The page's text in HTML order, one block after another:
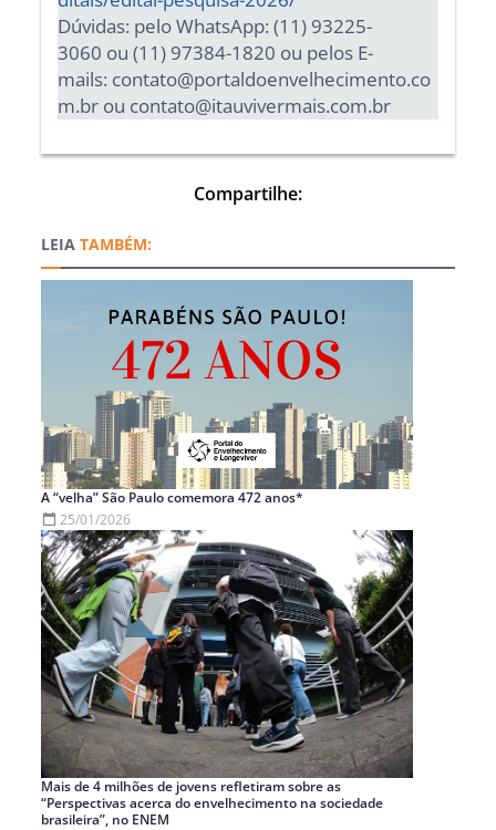
Dúvidas: pelo WhatsApp: (11) 93225-
3060 ou (11) 97384-1820 ou pelos E-
mails: contato@portaldoenvelhecimento.co
m.br ou contato@itauvivermais.com.br
Compartilhe:
TAMBÉM:
A “velha” São Paulo comemora 472 anos*
25/01/2026
Mais de 4 milhões de jovens refletiram sobre as
“Perspectivas acerca do envelhecimento na sociedade
brasileira”, no ENEM